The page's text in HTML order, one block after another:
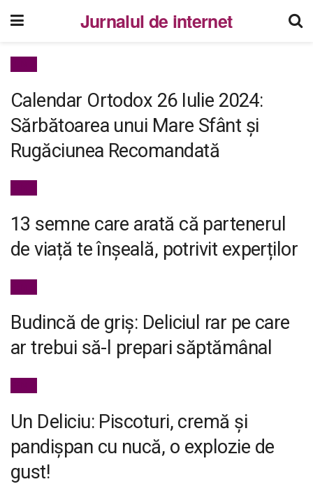
Jurnalul de internet
Calendar Ortodox 26 Iulie 2024:
Sărbătoarea unui Mare Sfânt și
Rugăciunea Recomandată
13 semne care arată că partenerul
de viață te înșeală, potrivit experților
Budincă de griș: Deliciul rar pe care
ar trebui să-l prepari săptămânal
Un Deliciu: Piscoturi, cremă și
pandișpan cu nucă, o explozie de
gust!